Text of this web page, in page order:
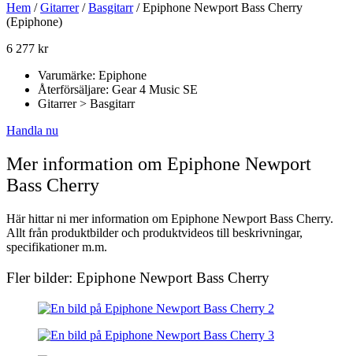
Hem /Gitarrer/Basgitarr/ Epiphone Newport Bass Cherry
(Epiphone)
6 277 kr
Varumärke: Epiphone
Återförsäljare: Gear 4 Music SE
Gitarrer > Basgitarr
Handla nu
Mer information om Epiphone Newport
Bass Cherry
Här hittar ni mer information om Epiphone Newport Bass Cherry.
Allt från produktbilder och produktvideos till beskrivningar,
specifikationer m.m.
Fler bilder: Epiphone Newport Bass Cherry